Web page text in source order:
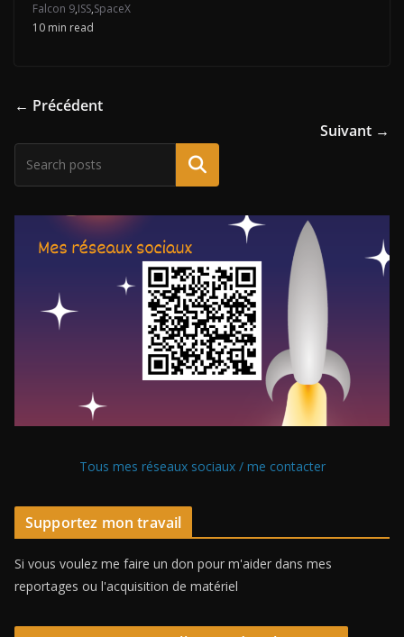
Falcon 9,ISS,SpaceX
10 min read
← Précédent
Suivant →
Tous mes réseaux sociaux / me contacter
Supportez mon travail
Si vous voulez me faire un don pour m'aider dans mes
reportages ou l'acquisition de matériel